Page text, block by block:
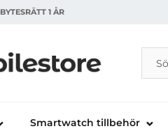
BYTESRÄTT 1 ÅR
Startsidan för Danira Telecom
Sök
Sök
Smartwatch tillbehör